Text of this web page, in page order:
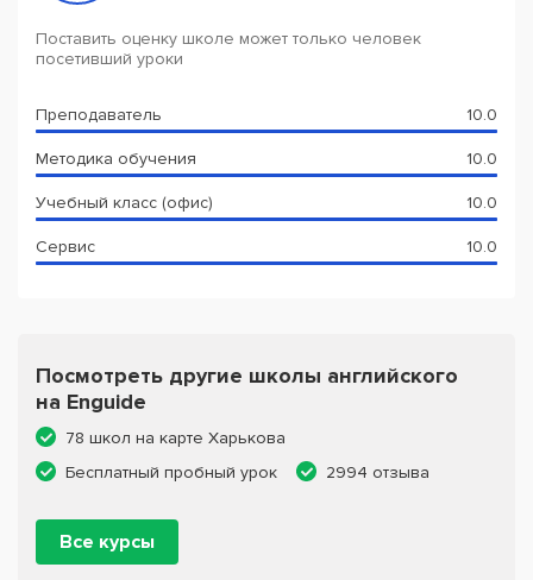
Поставить оценку школе может только человек
посетивший уроки
Преподаватель 10.0
Методика обучения 10.0
Учебный класс (офис) 10.0
Сервис 10.0
Посмотреть другие школы английского
на Enguide
78 школ на карте Харькова
Бесплатный пробный урок
2994 отзыва
Все курсы